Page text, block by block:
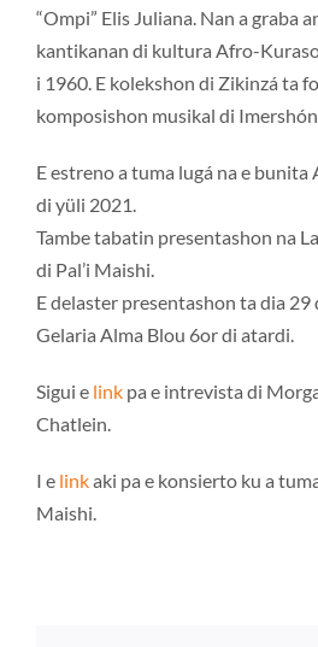
“Ompi” Elis Juliana. Nan a graba
kantikanan di kultura Afro-
i 1960. E kolekshon di Zikinzá ta
komposishon musikal di Imershón.
E estreno a tuma lugá na e bunita
di yüli 2021.
Tambe tabatin presentashon na
di Pal’i Maishi.
E delaster presentashon ta dia 29
Gelaria Alma Blou 6or di atardi.
Sigui e linkpa e intrevista di
Chatlein.
I e linkaki pa e konsierto ku a
Maishi.